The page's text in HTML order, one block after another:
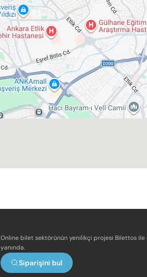
Online bilet sektörünün yenilikçi projesi Bilettos ile
yanında.
Siparişini bul